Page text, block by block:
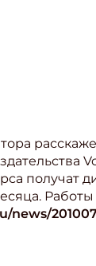
получат
news/